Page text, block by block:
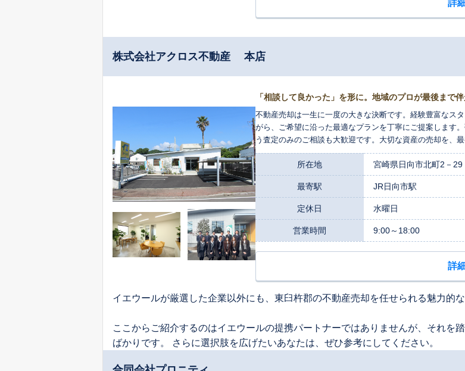
詳
株式会社アクロス不動産 本店
「相談して良かった」を形に。地域のプロが最後まで伴
不動産売却は一生に一度の大きな決断です。経験豊富なス
がら、ご希望に沿った最適なプランを丁寧にご提案します
う査定のみのご相談も大歓迎です。大切な資産の売却を、
気軽にお問い合わせください。
所在地 宮崎県日向市北町2－29
最寄駅 JR日向市駅
定休日 水曜日
営業時間 9:00～18:00
詳
イエウールが厳選した企業以外にも、東臼杵郡の不動産売却を任せられる魅力的
ここからご紹介するのはイエウールの提携パートナーではありませんが、それを
ばかりです。 さらに選択肢を広げたいあなたは、ぜひ参考にしてください。